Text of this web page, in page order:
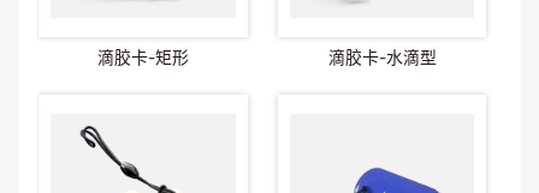
滴胶卡-矩形 滴胶卡-水滴型